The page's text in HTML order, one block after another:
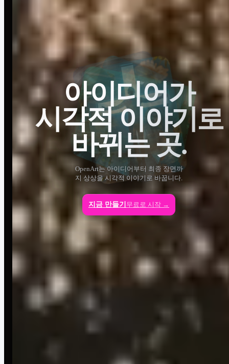
아이디어가
시각적 이야기로
바뀌는 곳.
OpenArt는 아이디어부터 최종 장면까
지 상상을 시각적 이야기로 바꿉니다.
지금 만들기 무료로 시작 →